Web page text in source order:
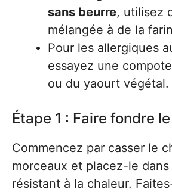
sans beurre, utilisez
mélangée à de la
Pour les allergiques
essayez une
ou du yaourt végétal.
Étape 1 : Faire fondre
Commencez par casser le
morceaux et placez-le
résistant à la chaleur.